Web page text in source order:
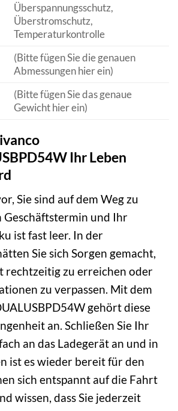
Überspannungsschutz,
Überstromschutz,
Temperaturkontrolle
(Bitte fügen Sie die genauen
Abmessungen hier ein)
(Bitte fügen Sie das genaue
Gewicht hier ein)
Ihr Leben
Sie sind auf dem Weg zu
Geschäftstermin und Ihr
ist fast leer. In der
Sie sich Sorgen gemacht,
rechtzeitig zu erreichen oder
zu verpassen. Mit dem
gehört diese
an. Schließen Sie Ihr
an das Ladegerät an und in
ist es wieder bereit für den
sich entspannt auf die Fahrt
wissen, dass Sie jederzeit